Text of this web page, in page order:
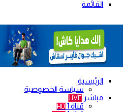
القائمة
الرئيسية
سياسة الخصوصية
مباشر LIVE
قناة 1 HD